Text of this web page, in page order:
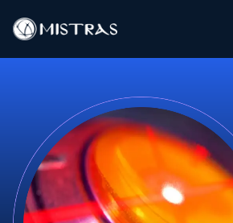
Servicios de campo
Servicios en el laboratorio
Productos